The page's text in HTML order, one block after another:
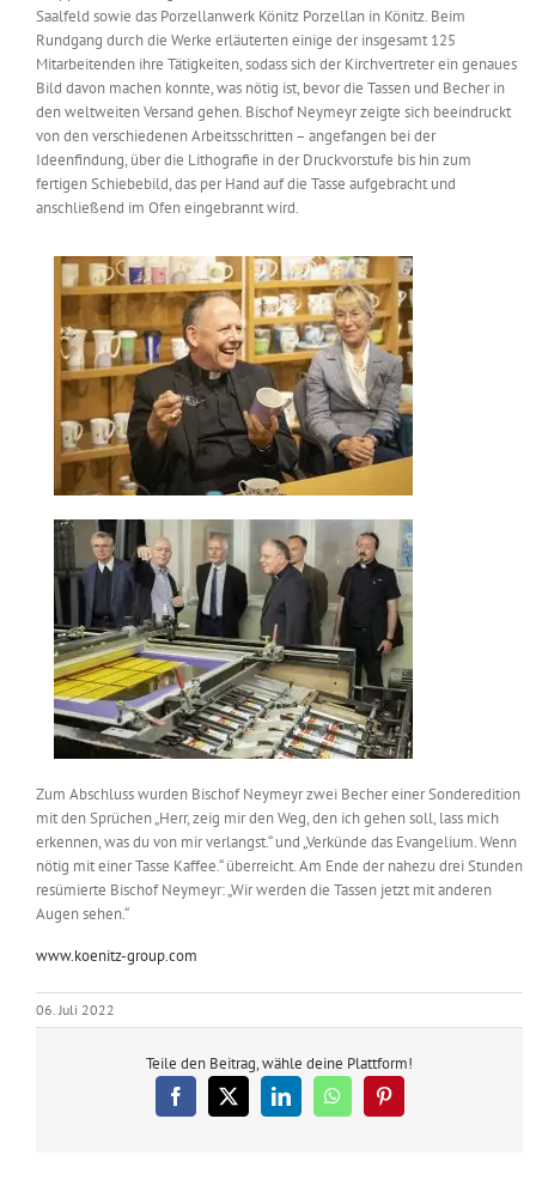
Messen & Events
Unternehmen
Interviews
Wissen
Product Guide
Jobshop
nach:
Saalfeld sowie das Porzellanwerk Könitz Porzellan in Könitz. Beim
Rundgang durch die Werke erläuterten einige der insgesamt 125
Mitarbeitenden ihre Tätigkeiten, sodass sich der Kirchvertreter ein genaues
Bild davon machen konnte, was nötig ist, bevor die Tassen und Becher in
den weltweiten Versand gehen. Bischof Neymeyr zeigte sich beeindruckt
von den verschiedenen Arbeitsschritten – angefangen bei der
Ideenfindung, über die Lithografie in der Druckvorstufe bis hin zum
fertigen Schiebebild, das per Hand auf die Tasse aufgebracht und
anschließend im Ofen eingebrannt wird.
Zum Abschluss wurden Bischof Neymeyr zwei Becher einer Sonderedition
mit den Sprüchen „Herr, zeig mir den Weg, den ich gehen soll, lass mich
erkennen, was du von mir verlangst.“ und „Verkünde das Evangelium. Wenn
nötig mit einer Tasse Kaffee.“ überreicht. Am Ende der nahezu drei Stunden
resümierte Bischof Neymeyr: „Wir werden die Tassen jetzt mit anderen
Augen sehen.“
www.koenitz-group.com
06. Juli 2022
Teile den Beitrag, wähle deine Plattform!
Facebook
X LinkedInWhatsAppPinterest